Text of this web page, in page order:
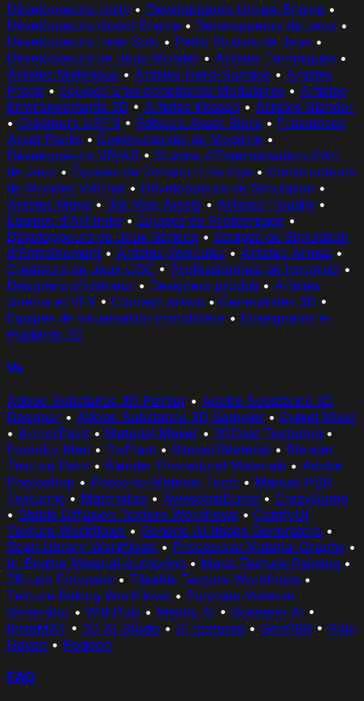
Développeurs Unity • Développeurs Unreal Engine •
Développeurs Godot Engine • Développeurs de Jeux •
Développeurs Indie Solo • Petits Studios de Jeux •
Développeurs de Jeux Mobiles • Artistes Techniques •
Artistes Matériaux • Artistes Hard-Surface • Artistes
Props • Équipes Environnements Modulaires • Artistes
Environnements 3D • Artistes Kitbash • Artistes Blender
• Créateurs UEFN • Éditeurs Asset Store • Freelances
Asset Packs • Communautés de Modding •
Développeurs VR/AR • Studios d'Externalisation d'Art
de Jeux • Équipes de Contenu Live Ops • Constructeurs
de Mondes VRChat • Développeurs de Simulation •
Artistes Maya • 3ds Max Artists • Artistes Houdini •
Équipes d'Art Indie • Équipes de Prototypage •
Développeurs de Jeux Sérieux • Équipes de Simulation
d'Entraînement • Artistes Véhicules • Artistes Armes •
Créateurs de Jeux UGC • Professionnels de l'archiviz •
Designers d'intérieur • Designers produit • Artistes
cinema et VFX • Concept artists • Generalistes 3D •
Équipes de visualisation immobilière • Enseignants et
étudiants 3D
Vs
Adobe Substance 3D Painter • Adobe Substance 3D
Designer • Adobe Substance 3D Sampler • Quixel Mixer
• ArmorPaint • Material Maker • 3DCoat Texturing •
Foundry Mari • PixPlant • Bitmap2Material • Blender
Texture Paint • Blender Procedural Materials • Adobe
Photoshop • Photo-to-Material Tools • Manual PBR
Texturing • Materialize • AwesomeBump • CrazyBump
• Stable Diffusion Texture Workflows • ComfyUI
Texture Workflows • Generic AI Image Generators •
Scan Library Workflows • Procedural Material Graphs •
In-Engine Material Authoring • Maya Texture Painting •
ZBrush Polypaint • Tileable Texture Workflows •
Texture Baking Workflows • Polycam Material
Generator • WithPoly • Meshy AI • Scenario AI •
InstaMAT • 3D AI Studio • AITextured • GenPBR • Poly
Haven • Poliigon
FAQ